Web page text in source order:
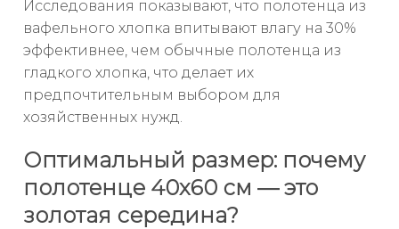
Исследования показывают, что полотенца из
вафельного хлопка впитывают влагу на 30%
эффективнее, чем обычные полотенца из
гладкого хлопка, что делает их
предпочтительным выбором для
хозяйственных нужд.
Оптимальный размер: почему
полотенце 40x60 см — это
золотая середина?